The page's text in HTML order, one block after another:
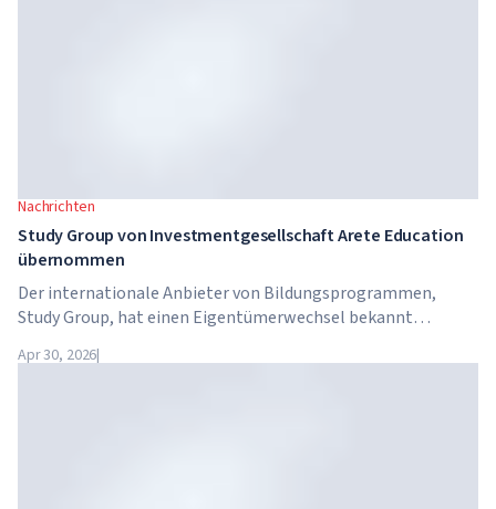
Nachrichten
Study Group von Investmentgesellschaft Arete Education
übernommen
Der internationale Anbieter von Bildungsprogrammen,
Study Group, hat einen Eigentümerwechsel bekannt
übernommen – einer Investmentstruktur im
Apr 30, 2026|